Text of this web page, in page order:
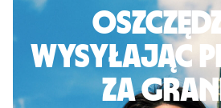
wysyłając
za